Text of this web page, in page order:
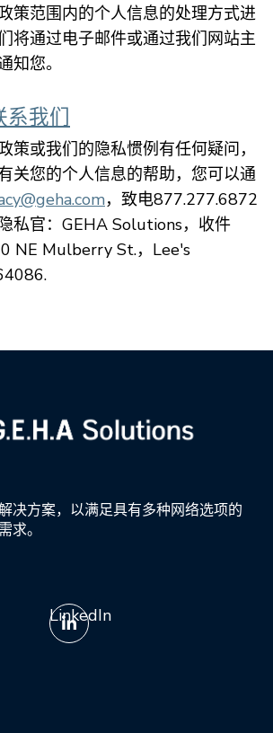
策范围内的个人信息的处理方式进
将通过电子邮件或通过我们网站主
知您。
系我们
策或我们的隐私惯例有任何疑问，
关您的个人信息的帮助，您可以通
，致电877.277.6872
私官：GEHA Solutions，收件
NE Mulberry St.，Lee's
决方案，以满足具有多种网络选项的
求。
LinkedIn